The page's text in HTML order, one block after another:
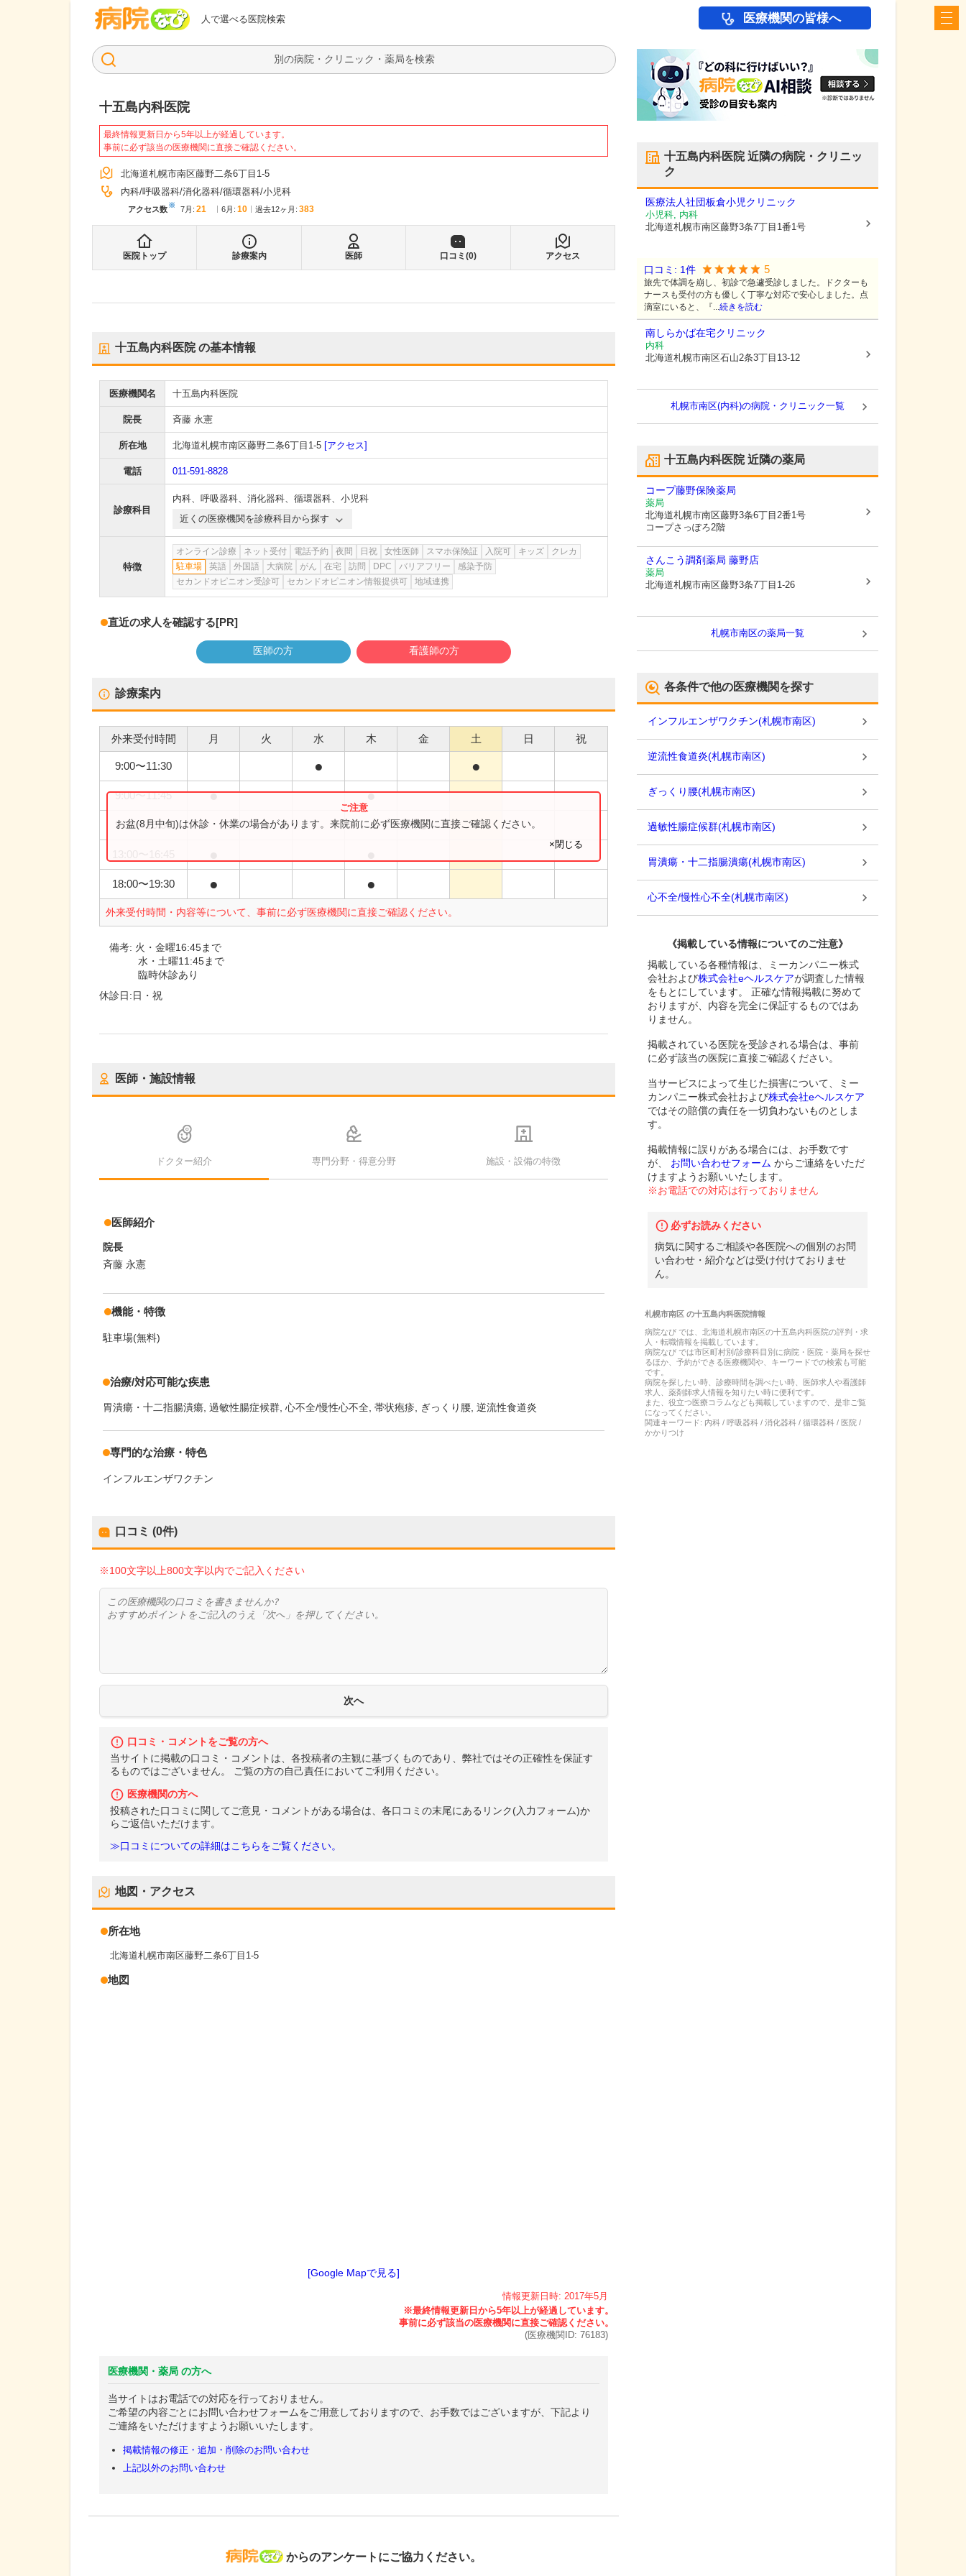
人で選べる医院検索
病院なび 医療機関の皆様へ
検索
十五島内科医院
最終情報更新日から5年以上が経過しています。
事前に必ず該当の医療機関に直接ご確認ください。
北海道札幌市南区藤野二条6丁目1-5
内科 呼吸器科 消化器科 循環器科 小児科
アクセス数※ 7月 : 21 6月 : 10 過去12ヶ月: 383
医院トップ 診療案内 医師 口コミ(0) アクセス
十五島内科医院の基本情報
医療機関名 十五島内科医院
院長 斉藤 永憲
所在地 北海道札幌市南区藤野二条6丁目1-5 [アクセス]
電話 011-591-8828
診療科目
内科、 呼吸器科、 消化器科、 循環器科、 小児科
近くの医療機関を診療科目から探す
特徴
オンライン診療 ネット受付 電話予約 夜間 日祝 女性医師 スマホ保険証 入院可 キッズ
クレカ
駐車場
英語 外国語 大病院 がん 在宅 訪問 DPC バリアフリー
感染予防
セカンドオピニオン受診可
セカンドオピニオン情報提供可 地域連携
直近の求人を確認する[PR]
医師の方 看護師の方
診療案内
外来受付時間 月 火 水 木 金 土 日 祝
9:00〜11:30 ● ●
9:00〜11:45 ● ●
9:00〜16:30 ● ●
18:00〜19:30 ● ●
外来受付時間・内容等について、事前に必ず医療機関に直接ご確認ください。
お盆(8月中旬)は休診・休業の場合があります。来院前に必ず医療機関に直接ご確認ください。
×閉じる
備考: 火・金曜16:45まで
水・土曜11:45まで
臨時休診あり
休診日:日・祝
医師・施設情報
ドクター紹介 専門分野・得意分野 施設・設備の特徴
医師紹介
院長
斉藤 永憲
機能・特徴
駐車場(無料)
治療/対応可能な疾患
胃潰瘍・十二指腸潰瘍 過敏性腸症候群 心不全/慢性心不全 帯状疱疹 ぎっくり腰 逆流性食道炎
専門的な治療・特色
インフルエンザワクチン
口コミ (0件)
※100文字以上800文字以内でご記入ください
口コミ・コメントをご覧の方へ
当サイトに掲載の口コミ・コメントは、各投稿者の主観に基づくものであり、弊社ではその正確性を保証す
るものではございません。 ご覧の方の自己責任においてご利用ください。
医療機関の方へ
投稿された口コミに関してご意見・コメントがある場合は、各口コミの末尾にあるリンク(入力フォーム)か
らご返信いただけます。
≫口コミについての詳細はこちらをご覧ください。
地図・アクセス
所在地
北海道札幌市南区藤野二条6丁目1-5
地図
[Google Mapで見る]
情報更新日時: 2017年5月
(医療機関ID: 76183)
医療機関・薬局 の方へ
当サイトはお電話での対応を行っておりません。
ご希望の内容ごとにお問い合わせフォームをご用意しておりますので、お手数ではございますが、下記より
ご連絡をいただけますようお願いいたします。
掲載情報の修正・追加・削除のお問い合わせ
上記以外のお問い合わせ
病院なび
からのアンケートにご協力ください。
十五島内科医院近隣の病院・クリニッ
ク
医療法人社団板倉小児クリニック
小児科, 内科
北海道札幌市南区藤野3条7丁目1番1号
口コミ: 1件 5
旅先で体調を崩し、初診で急遽受診しました。ドクターも
ナースも受付の方も優しく丁寧な対応で安心しました。点
滴室にいると、『...続きを読む
南しらかば在宅クリニック
内科
北海道札幌市南区石山2条3丁目13-12
札幌市南区(内科)の病院・クリニック一覧
十五島内科医院近隣の薬局
コープ藤野保険薬局
薬局
北海道札幌市南区藤野3条6丁目2番1号
コープさっぽろ2階
さんこう調剤薬局 藤野店
薬局
北海道札幌市南区藤野3条7丁目1-26
札幌市南区の薬局一覧
各条件で他の医療機関を探す
インフルエンザワクチン(札幌市南区)
逆流性食道炎(札幌市南区)
ぎっくり腰(札幌市南区)
過敏性腸症候群(札幌市南区)
胃潰瘍・十二指腸潰瘍(札幌市南区)
心不全/慢性心不全(札幌市南区)
《掲載している情報についてのご注意》
掲載している各種情報は、ミーカンパニー株式
会社および株式会社eヘルスケアが調査した情報
をもとにしています。 正確な情報掲載に努めて
おりますが、内容を完全に保証するものではあ
りません。
掲載されている医院を受診される場合は、事前
に必ず該当の医院に直接ご確認ください。
当サービスによって生じた損害について、ミー
カンパニー株式会社および株式会社eヘルスケア
ではその賠償の責任を一切負わないものとしま
す。
掲載情報に誤りがある場合には、お手数です
が、
お問い合わせフォーム からご連絡をいただ
けますようお願いいたします。
※お電話での対応は行っておりません
必ずお読みください
病気に関するご相談や各医院への個別のお問
い合わせ・紹介などは受け付けておりませ
ん。
札幌市南区の十五島内科医院情報
病院なび では、 北海道札幌市南区の十五島内科医院の評判・求
人・転職情報を掲載しています。
病院なび では市区町村別/診療科目別に病院・医院・薬局を探せ
るほか、予約ができる医療機関や、キーワードでの検索も可能
です。
病院を探したい時、診療時間を調べたい時、医師求人や看護師
求人、薬剤師求人情報を知りたい時に便利です。
また、役立つ医療コラムなども掲載していますので、是非ご覧
になってください。
関連キーワード: 内科 / 呼吸器科 / 消化器科 / 循環器科 / 医院 /
かかりつけ